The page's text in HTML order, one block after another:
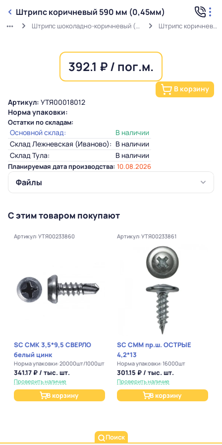
Штрипс коричневый 590 мм (0,45мм)
Штрипс шоколадно-коричневый (0,45мм) RAL 8017 в защитной пленке Штрипс коричневый 590 мм (0,45мм)
392.1 ₽ / пог.м.
В корзину
Артикул: УТЯ00018012
Норма упаковки:
Остатки по складам:
Основной склад:
В наличии
Склад Лежневская (Иваново): В наличии
Склад Тула:
В наличии
Планируемая дата производства: 10.08.2026
Файлы
С этим товаром покупают
Артикул: УТЯ00233860
SC СМК 3,5*9,5 СВЕРЛО
белый цинк
Норма упаковки: 20000шт/1000шт
341.17 ₽ / тыс. шт.
Проверить наличие
В корзину
Артикул: УТЯ00233861
SC СММ пр.ш. ОСТРЫЕ
4,2*13
Норма упаковки: 16000шт
301.15 ₽ / тыс. шт.
Проверить наличие
В корзину
Поиск